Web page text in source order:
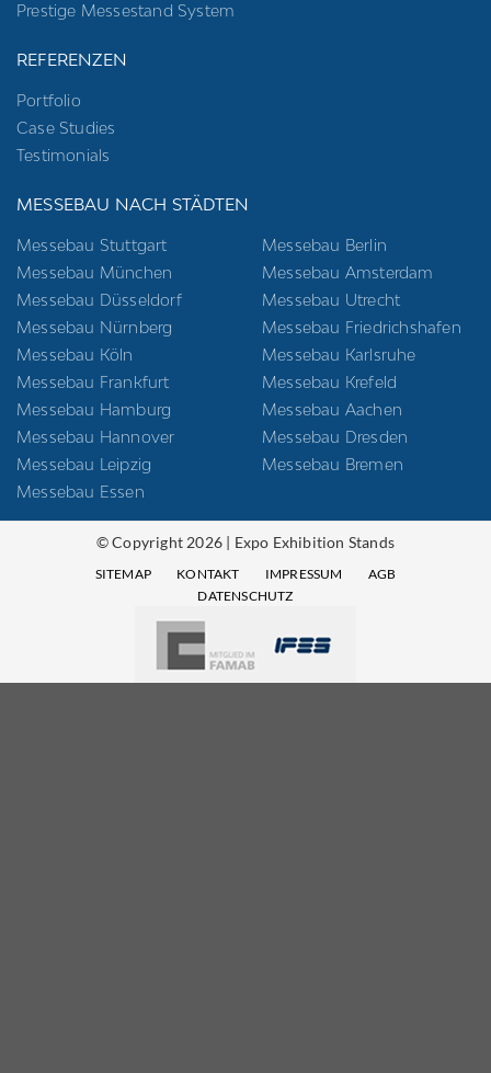
Prestige Messestand System
REFERENZEN
Portfolio
Case Studies
Testimonials
MESSEBAU NACH STÄDTEN
Messebau Stuttgart
Messebau München
Messebau Düsseldorf
Messebau Nürnberg
Messebau Köln
Messebau Frankfurt
Messebau Hamburg
Messebau Hannover
Messebau Leipzig
Messebau Essen
Messebau Berlin
Messebau Amsterdam
Messebau Utrecht
Messebau Friedrichshafen
Messebau Karlsruhe
Messebau Krefeld
Messebau Aachen
Messebau Dresden
Messebau Bremen
© Copyright 2026 | Expo Exhibition Stands
SITEMAP KONTAKT IMPRESSUM
AGB
DATENSCHUTZ